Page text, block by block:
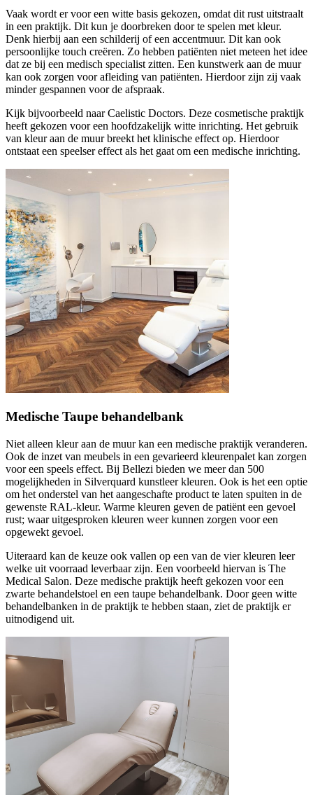
Vaak wordt er voor een witte basis gekozen, omdat dit rust uitstraalt
in een praktijk. Dit kun je doorbreken door te spelen met kleur.
Denk hierbij aan een schilderij of een accentmuur. Dit kan ook
persoonlijke touch creëren. Zo hebben patiënten niet meteen het idee
dat ze bij een medisch specialist zitten. Een kunstwerk aan de muur
kan ook zorgen voor afleiding van patiënten. Hierdoor zijn zij vaak
minder gespannen voor de afspraak.
Kijk bijvoorbeeld naar Caelistic Doctors. Deze cosmetische praktijk
heeft gekozen voor een hoofdzakelijk witte inrichting. Het gebruik
van kleur aan de muur breekt het klinische effect op. Hierdoor
ontstaat een speelser effect als het gaat om een medische inrichting.
Medische Taupe behandelbank
Niet alleen kleur aan de muur kan een medische praktijk veranderen.
Ook de inzet van meubels in een gevarieerd kleurenpalet kan zorgen
voor een speels effect. Bij Bellezi bieden we meer dan 500
mogelijkheden in Silverquard kunstleer kleuren. Ook is het een optie
om het onderstel van het aangeschafte product te laten spuiten in de
gewenste RAL-kleur. Warme kleuren geven de patiënt een gevoel
rust; waar uitgesproken kleuren weer kunnen zorgen voor een
opgewekt gevoel.
Uiteraard kan de keuze ook vallen op een van de vier kleuren leer
welke uit voorraad leverbaar zijn. Een voorbeeld hiervan is The
Medical Salon. Deze medische praktijk heeft gekozen voor een
zwarte behandelstoel en een taupe behandelbank. Door geen witte
behandelbanken in de praktijk te hebben staan, ziet de praktijk er
uitnodigend uit.